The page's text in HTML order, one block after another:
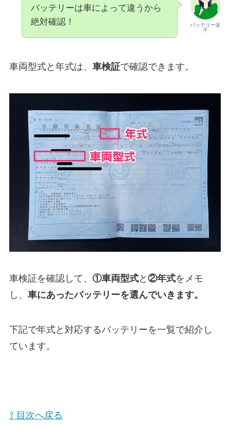
バッテリー女
子
バッテリーは車によって違うから
絶対確認！
車両型式と年式は、 車検証で確認できます。
車検証を確認して、 ①車両型式と ②年式をメモ
し、 車にあったバッテリーを選んでいきます。
下記で年式と対応するバッテリーを一覧で紹介し
ています。
⇧ 目次へ戻る